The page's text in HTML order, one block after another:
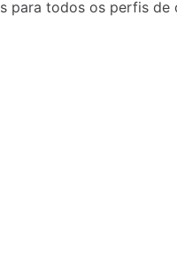
para todos os perfis de